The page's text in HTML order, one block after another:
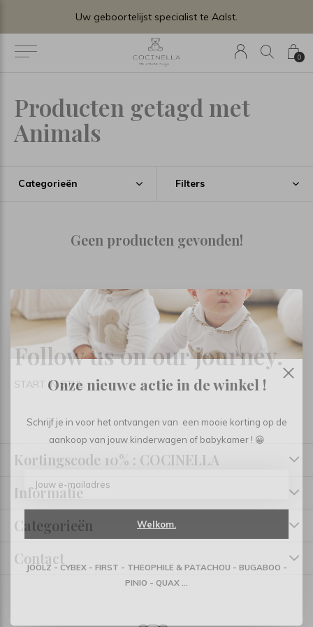
0
Producten getagd met
Animals
Categorieën Filters
Geen producten gevonden!
Follow us on our journey.
START IN STIJL.
Kortingscode 10% : COCINELLA
Informatie
Categorieën
Contact
Onze nieuwe actie in de winkel !
Schrijf je in voor het ontvangen van een mooie korting op de
aankoop van jouw kinderwagen of babykamer ! 😀
Welkom.
JOOLZ - CYBEX - FIRST - THEOPHILE & PATACHOU - BUGABOO -
PINIO - QUAX ...